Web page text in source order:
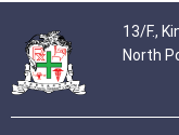
13/F.,
North